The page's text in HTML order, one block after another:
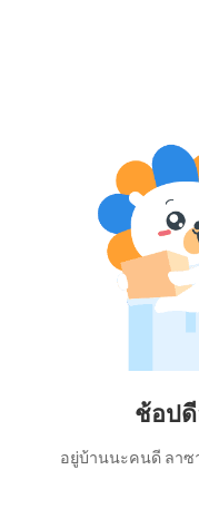
ช้อป
อยู่บ้านนะคนดี ลาซ